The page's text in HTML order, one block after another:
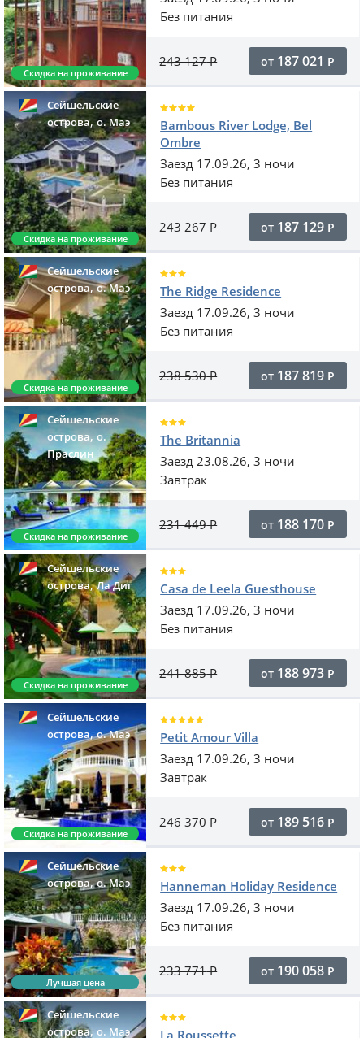
Скидка на проживание
Без питания
243 127Р от 187 021 Р
Сейшельские
острова,o. Маэ
Скидка на проживание
Bambous River Lodge, Bel
Ombre
Заезд 17.09.26, 3 ночи
Без питания
243 267Р от 187 129 Р
Сейшельские
острова,o. Маэ
Скидка на проживание
The Ridge Residence
Заезд 17.09.26, 3 ночи
Без питания
238 530Р от 187 819 Р
Сейшельские
острова,о.
Праслин
Скидка на проживание
The Britannia
Заезд 23.08.26, 3 ночи
Завтрак
231 449Р от 188 170 Р
Сейшельские
острова,Ла Диг
Скидка на проживание
Casa de Leela Guesthouse
Заезд 17.09.26, 3 ночи
Без питания
241 885Р от 188 973 Р
Сейшельские
острова,o. Маэ
Скидка на проживание
Petit Amour Villa
Заезд 17.09.26, 3 ночи
Завтрак
246 370Р от 189 516 Р
Сейшельские
острова,o. Маэ
Лучшая цена
Hanneman Holiday Residence
Заезд 17.09.26, 3 ночи
Без питания
233 771Р от 190 058 Р
Сейшельские
острова,o. Маэ